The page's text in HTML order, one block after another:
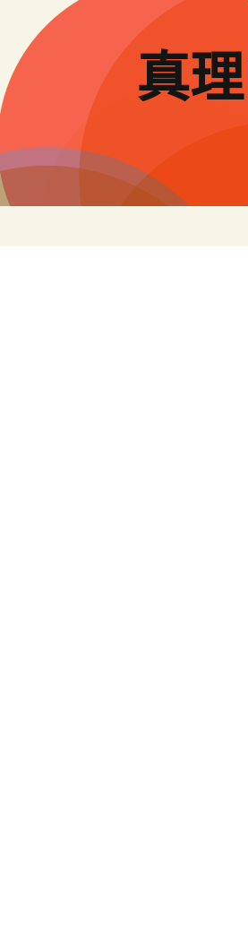
要
內
容
真